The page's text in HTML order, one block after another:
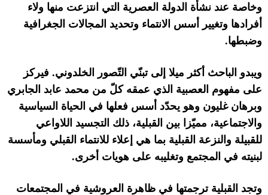
وخاصة عند نشأة الدولة العصرية التي انتزعت منها ولاء
أفرادها وتغيير أسس الانتماء وتحديد المجالات الجغرافية
وضبطها.
ويبدو الباحث أكثر ميلا إلى تبنّي التّصور الخلدوني. فيركز
على مفهوم العصبية الذي عمقه كلّ من محمد عابد الجابري
وبرهان غليون وهو يحدّد أسس فعلها في الحياة السياسية
والاجتماعية، مميّزا بين القبلية، ذلك التجسيد اللاواعي
للقبيلة والنزعة القبلية بما هي إعلاء للانتماء القبلي ومأسسة
لبنيته في المجتمع وتغليبه على هويات أخرى.
وتجد القبلية ترجمتها في ظاهرة العروشية في المجتمعات